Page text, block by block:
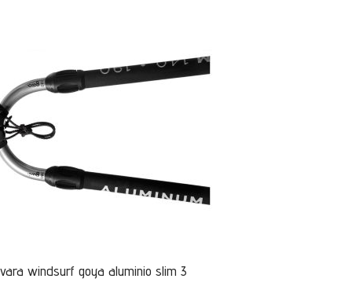
windsurf goya aluminio slim 3